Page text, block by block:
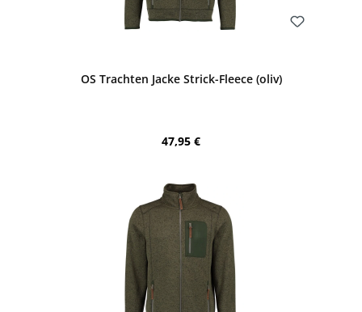
OS Trachten Jacke Strick-Fleece (oliv)
Regulärer Preis:
47,95 €